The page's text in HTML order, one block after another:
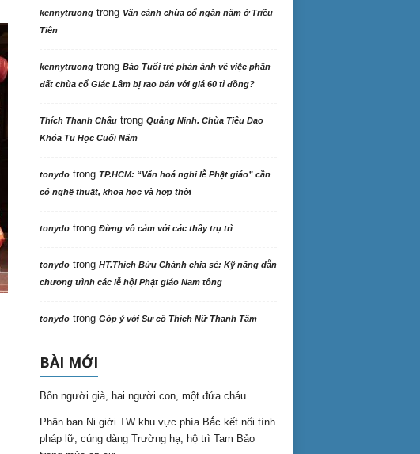
kennytruongtrong Vãn cảnh chùa cổ ngàn năm ở Triều
Tiên
kennytruongtrong Báo Tuổi trẻ phản ảnh về việc phần
đất chùa cổ Giác Lâm bị rao bán với giá 60 tỉ đồng?
Thích Thanh Châutrong Quảng Ninh. Chùa Tiêu Dao
Khóa Tu Học Cuối Năm
tonydotrong TP.HCM: “Văn hoá nghi lễ Phật giáo” cần
có nghệ thuật, khoa học và hợp thời
tonydotrong Đừng vô cảm với các thầy trụ trì
tonydotrong HT.Thích Bửu Chánh chia sẻ: Kỹ năng dẫn
chương trình các lễ hội Phật giáo Nam tông
tonydotrong Góp ý với Sư cô Thích Nữ Thanh Tâm
BÀI MỚI
Bốn người già, hai người con, một đứa cháu
Phân ban Ni giới TW khu vực phía Bắc kết nối tình
pháp lữ, cúng dàng Trường hạ, hộ trì Tam Bảo